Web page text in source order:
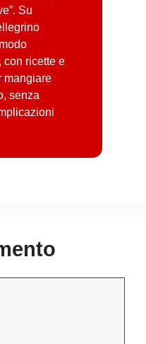
Su
con ricette e
mangiare
senza